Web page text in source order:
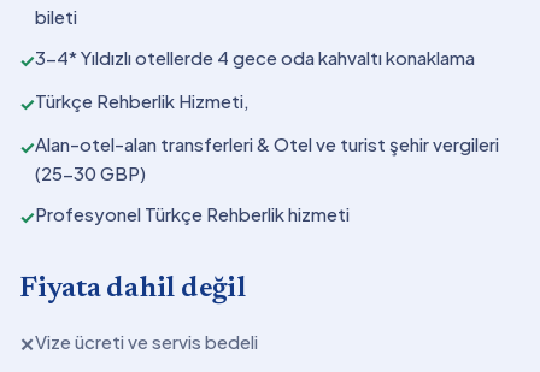
bileti
✓3-4* Yıldızlı otellerde 4 gece oda kahvaltı konaklama
✓Türkçe Rehberlik Hizmeti,
✓Alan-otel-alan transferleri & Otel ve turist şehir vergileri
(25-30 GBP)
✓Profesyonel Türkçe Rehberlik hizmeti
Fiyata dahil değil
✕Vize ücreti ve servis bedeli